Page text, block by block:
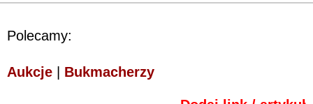
Polecamy:
Aukcje Bukmacherzy